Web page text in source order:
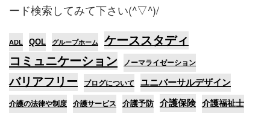
ード検索してみて下さい(^▽^)/
ADL QOL グループホーム
ケーススタディ
コミュニケーション
ノーマライゼーション
バリアフリー ブログについて ユニバーサルデザイン
介護の法律や制度 介護サービス 介護予防 介護保険 介護福祉士